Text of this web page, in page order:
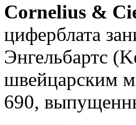
Cornelius &
циферблата
Энгельбартс
швейцарским
690,